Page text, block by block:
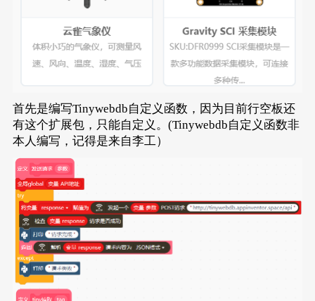
首先是编写Tinywebdb自定义函数，因为目前行空板还
有这个扩展包，只能自定义。(Tinywebdb自定义函数非
本人编写，记得是来自李工）